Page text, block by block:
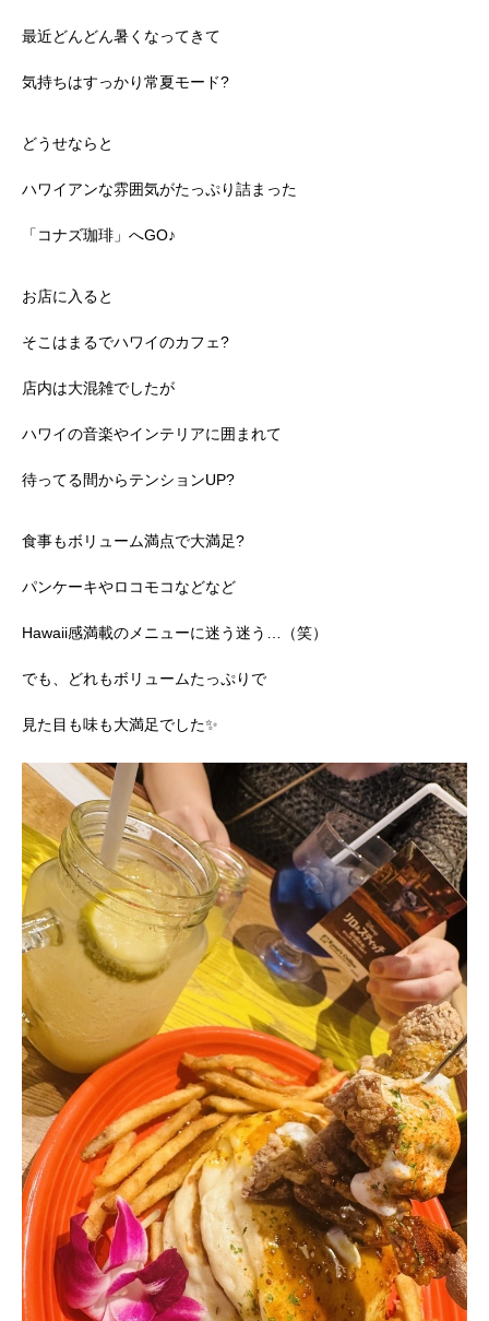
最近どんどん暑くなってきて
気持ちはすっかり常夏モード?
どうせならと
ハワイアンな雰囲気がたっぷり詰まった
「コナズ珈琲」へGO♪
お店に入ると
そこはまるでハワイのカフェ?
店内は大混雑でしたが
ハワイの音楽やインテリアに囲まれて
待ってる間からテンションUP?
食事もボリューム満点で大満足?
パンケーキやロコモコなどなど
Hawaii感満載のメニューに迷う迷う…（笑）
でも、どれもボリュームたっぷりで
見た目も味も大満足でした✨